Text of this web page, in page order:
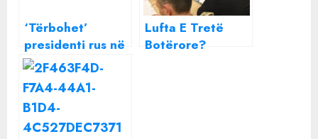
‘Tërbohet’
presidenti rus në
mes të luftës, e
dashura e
supozuar e
Putinit shtatzënë
për herë të tretë
Lufta E Tretë
Botërore?